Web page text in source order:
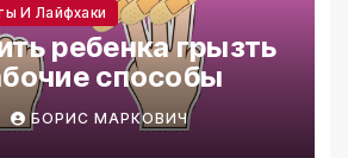
И Лайфхаки
ребенка грызть
способы
БОРИС МАРКОВИЧ